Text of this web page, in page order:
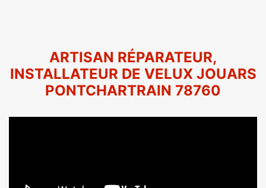
ARTISAN RÉPARATEUR,
INSTALLATEUR DE VELUX JOUARS
PONTCHARTRAIN 78760